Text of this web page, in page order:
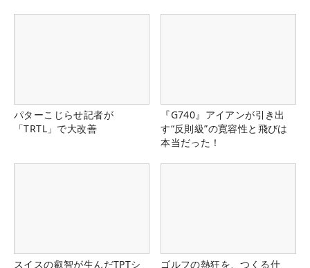
パターこじらせ記者が
「TRTL」で大改善
『G740』アイアンが引き出
す“反則級”の寛容性と飛びは
本当だった！
スイスの叡智が生んだTPTシ
ゴルフの熱狂を、つくる仕